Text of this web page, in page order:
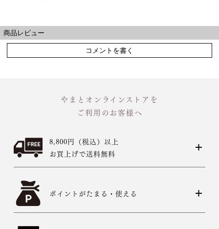
商品レビュー
コメントを書く
やまとオンラインストアを
ご利用のお客様へ
8,800円（税込）以上
お買上げで送料無料
ポイントがたまる・使える